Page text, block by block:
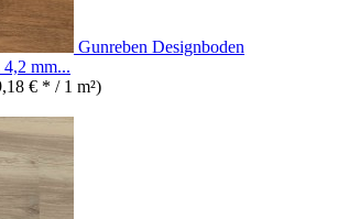
Gunreben Designboden
mm...
€ * / 1 m²)